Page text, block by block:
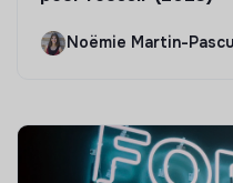
Noëmie Martin-